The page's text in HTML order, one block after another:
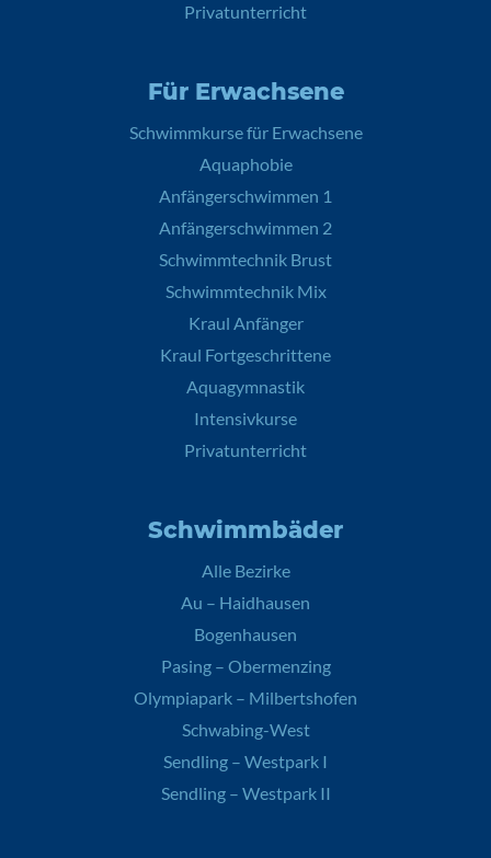
Privatunterricht
Für Erwachsene
Schwimmkurse für Erwachsene
Aquaphobie
Anfängerschwimmen 1
Anfängerschwimmen 2
Schwimmtechnik Brust
Schwimmtechnik Mix
Kraul Anfänger
Kraul Fortgeschrittene
Aquagymnastik
Intensivkurse
Privatunterricht
Schwimmbäder
Alle Bezirke
Au – Haidhausen
Bogenhausen
Pasing – Obermenzing
Olympiapark – Milbertshofen
Schwabing-West
Sendling – Westpark I
Sendling – Westpark II